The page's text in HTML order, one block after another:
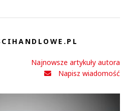
Najnowsze artykuły autora
Napisz wiadomość